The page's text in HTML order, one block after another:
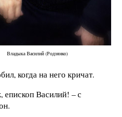
Владыка Василий (Родзянко)
когда на него кричат.
епископ Василий! – с